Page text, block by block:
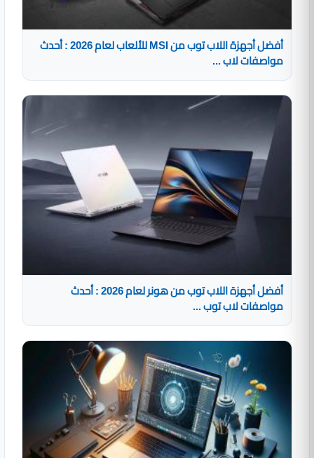
أفضل أجهزة اللاب توب من MSI للألعاب لعام 2026 : أحدث
مواصفات لاب ...
أفضل أجهزة اللاب توب من هونر لعام 2026 : أحدث
مواصفات لاب توب ...